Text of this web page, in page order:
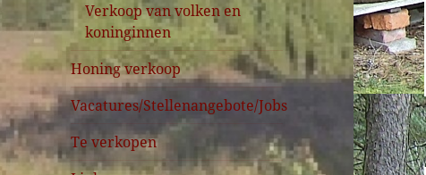
Verkoop van volken en
koninginnen
Honing verkoop
Vacatures/Stellenangebote/Jobs
Te verkopen